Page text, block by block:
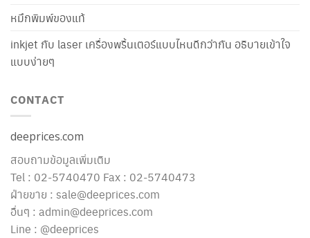
หมึกพิมพ์ของแท้
inkjet กับ laser เครื่องพริ้นเตอร์แบบไหนดีกว่ากัน อธิบายเข้าใจ
แบบง่ายๆ
CONTACT
deeprices.com
สอบถามข้อมูลเพิ่มเติม
Tel : 02-5740470 Fax : 02-5740473
ฝ่ายขาย : sale@deeprices.com
อื่นๆ : admin@deeprices.com
Line : @deeprices